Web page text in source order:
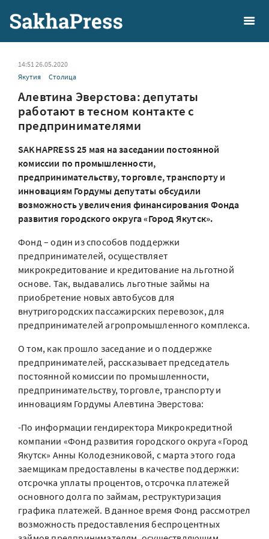
14:51 26.05.2020
Якутия
Столица
Алевтина Эверстова: депутаты
работают в тесном контакте с
предпринимателями
SAKHAPRESS 25 мая на заседании постоянной
комиссии по промышленности,
предпринимательству, торговле, транспорту и
инновациям Гордумы депутаты обсудили
возможность увеличения финансирования Фонда
развития городского округа «Город Якутск».
Фонд – один из способов поддержки
предпринимателей, осуществляет
микрокредитование и кредитование на льготной
основе. Так, выдавались льготные займы на
приобретение новых автобусов для
внутригородских пассажирских перевозок, для
предпринимателей агропромышленного комплекса.
О том, как прошло заседание и о поддержке
предпринимателей, рассказывает председатель
постоянной комиссии по промышленности,
предпринимательству, торговле, транспорту и
инновациям Гордумы Алевтина Эверстова:
-По информации гендиректора Микрокредитной
компании «Фонд развития городского округа «Город
Якутск» Анны Колодезниковой, с марта этого года
заемщикам предоставлены в качестве поддержки:
отсрочка уплаты процентов, отсрочка платежей
основного долга по займам, реструктуризация
графика платежей. В данное время Фонд рассмотрел
возможность предоставления беспроцентных